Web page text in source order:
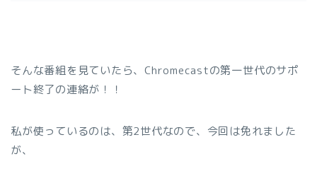
そんな番組を見ていたら、Chromecastの第一世代のサポ
ート終了の連絡が！！
私が使っているのは、第2世代なので、今回は免れました
が、